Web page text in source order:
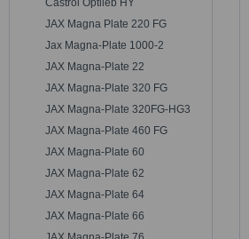
Castrol Optileb HY
JAX Magna Plate 220 FG
Jax Magna-Plate 1000-2
JAX Magna-Plate 22
JAX Magna-Plate 320 FG
JAX Magna-Plate 320FG-HG3
JAX Magna-Plate 460 FG
JAX Magna-Plate 60
JAX Magna-Plate 62
JAX Magna-Plate 64
JAX Magna-Plate 66